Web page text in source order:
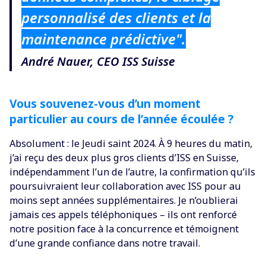
personnalisé des clients et la
maintenance prédictive".
André Nauer, CEO ISS Suisse
Vous souvenez-vous d’un moment
particulier au cours de l’année écoulée ?
Absolument : le Jeudi saint 2024. À 9 heures du matin,
j’ai reçu des deux plus gros clients d’ISS en Suisse,
indépendamment l’un de l’autre, la confirmation qu’ils
poursuivraient leur collaboration avec ISS pour au
moins sept années supplémentaires. Je n’oublierai
jamais ces appels téléphoniques – ils ont renforcé
notre position face à la concurrence et témoignent
d’une grande confiance dans notre travail.